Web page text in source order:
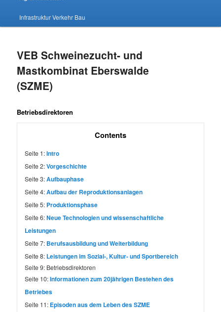
Infrastruktur Verkehr Bau
VEB Schweinezucht- und
Mastkombinat Eberswalde
(SZME)
Betriebsdirektoren
Contents
Seite 1:Intro
Seite 2:Vorgeschichte
Seite 3:Aufbauphase
Seite 4:Aufbau der Reproduktionsanlagen
Seite 5: Produktionsphase
Seite 6:Neue Technologien und wissenschaftliche
Leistungen
Seite 7: Berufsausbildung und Weiterbildung
Seite 8: Leistungen im Sozial-, Kultur- und Sportbereich
Seite 9: Betriebsdirektoren
Seite 10:Informationen zum 20jährigen Bestehen des
Betriebes
Seite 11: Episoden aus dem Leben des SZME